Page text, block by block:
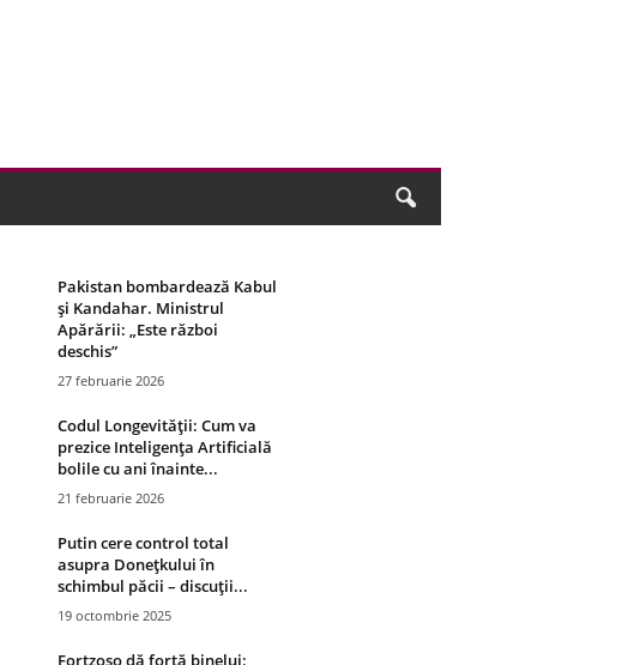
Pakistan bombardează Kabul
și Kandahar. Ministrul
Apărării: „Este război
deschis”
27 februarie 2026
Codul Longevității: Cum va
prezice Inteligența Artificială
bolile cu ani înainte...
21 februarie 2026
Putin cere control total
asupra Donețkului în
schimbul păcii – discuții...
19 octombrie 2025
Fortzoso dă forță binelui: